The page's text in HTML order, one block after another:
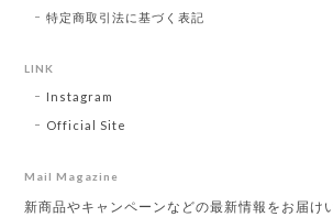
特定商取引法に基づく表記
LINK
Instagram
Official Site
Mail Magazine
新商品やキャンペーンなどの最新情報をお届け